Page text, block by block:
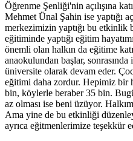
Öğrenme Şenliği'nin açılışına
Mehmet Ünal Şahin ise yaptığı
merkezimizin yaptığı bu etkinlik
eğitiminde yaptığı eğitim
önemli olan halkın da eğitime
anaokulundan başlar,
üniversite olarak devam eder.
eğitimi daha zordur. Hepimiz bir
bin, köylerle beraber 35 bin.
az olması ise beni üzüyor.
Ama yine de bu etkinliği
ayrıca eğitmenlerimize teşekkür